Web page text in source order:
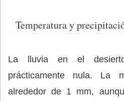
Temperatura y
La lluvia en el
prácticamente nula. La
alrededor de 1 mm,